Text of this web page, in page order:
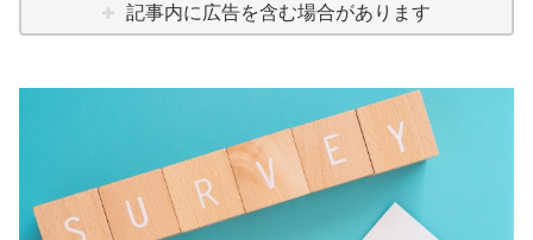
記事内に広告を含む場合があります